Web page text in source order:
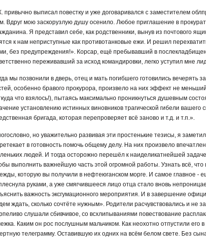
привычно выписал повестку и уже договаривался с заместителем
Вдруг мою заскорузлую душу осенило. Любое приглашение в
Я представил себе, как родственники, вынув из почтового
к нам неприступные как противотанковые ежи. И решил
без предупреждения!». Корсар, ещё пребывавший в
переживавший за исход командировки, легко уступил мне
мы позвонили в дверь, отец и мать погибшего готовились
особенно бравого прокурора, произвело на них эффект не
что взялось!), пытаясь максимально проникнуться душевным
установлению истинных виновников трагической гибели
бригада, которая перепроверяет всё заново и т.д. и т.п.».
но уважительно развивая эти простенькие тезисы, я
в готовность помочь общему делу. На них произвело
людей. И тогда осторожно перешёл к наиделикатнейшей
выполнить важнейшую часть этой огромной работы. Узнать всё,
которую вы получили в нефтеюганском морге. И самое главное -
руками, а уже смягчившееся лицо отца стало вновь
важность эксгумационного мероприятия. И в завершение
ждать, сколько сочтёте нужным». Родители расчувствовались и не
слушали сбивчивое, со всхлипываниями повествование
Каким он рос послушным мальчиком. Как неохотно отпустили его
телеграмму. Оставившую их одних на всём белом свете. Без